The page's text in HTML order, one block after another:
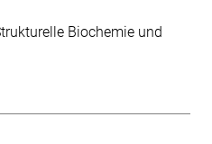
Biochemie und